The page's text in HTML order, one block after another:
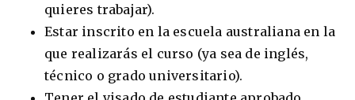
quieres trabajar).
Estar inscrito en la escuela australiana en la
que realizarás el curso (ya sea de inglés,
técnico o grado universitario).